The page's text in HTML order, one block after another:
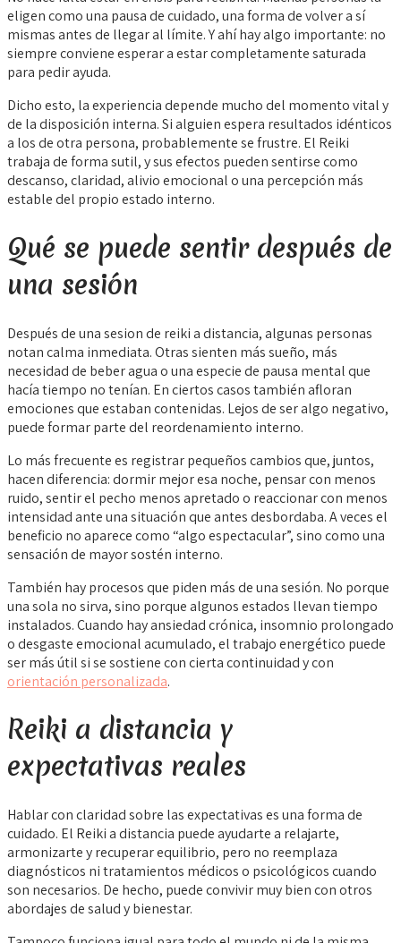
eligen como una pausa de cuidado, una forma de volver a sí
mismas antes de llegar al límite. Y ahí hay algo importante: no
siempre conviene esperar a estar completamente saturada
para pedir ayuda.
Dicho esto, la experiencia depende mucho del momento vital y
de la disposición interna. Si alguien espera resultados idénticos
a los de otra persona, probablemente se frustre. El Reiki
trabaja de forma sutil, y sus efectos pueden sentirse como
descanso, claridad, alivio emocional o una percepción más
estable del propio estado interno.
Qué se puede sentir después de
una sesión
Después de una sesion de reiki a distancia, algunas personas
notan calma inmediata. Otras sienten más sueño, más
necesidad de beber agua o una especie de pausa mental que
hacía tiempo no tenían. En ciertos casos también afloran
emociones que estaban contenidas. Lejos de ser algo negativo,
puede formar parte del reordenamiento interno.
Lo más frecuente es registrar pequeños cambios que, juntos,
hacen diferencia: dormir mejor esa noche, pensar con menos
ruido, sentir el pecho menos apretado o reaccionar con menos
intensidad ante una situación que antes desbordaba. A veces el
beneficio no aparece como “algo espectacular”, sino como una
sensación de mayor sostén interno.
También hay procesos que piden más de una sesión. No porque
una sola no sirva, sino porque algunos estados llevan tiempo
instalados. Cuando hay ansiedad crónica, insomnio prolongado
o desgaste emocional acumulado, el trabajo energético puede
ser más útil si se sostiene con cierta continuidad y con
orientación personalizada.
Reiki a distancia y
expectativas reales
Hablar con claridad sobre las expectativas es una forma de
cuidado. El Reiki a distancia puede ayudarte a relajarte,
armonizarte y recuperar equilibrio, pero no reemplaza
diagnósticos ni tratamientos médicos o psicológicos cuando
son necesarios. De hecho, puede convivir muy bien con otros
abordajes de salud y bienestar.